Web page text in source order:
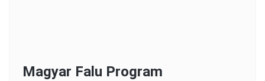
Magyar Falu Program